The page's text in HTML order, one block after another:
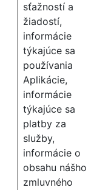
sťažností a
žiadostí,
informácie
týkajúce sa
používania
Aplikácie,
informácie
týkajúce sa
platby za
služby,
informácie o
obsahu nášho
zmluvného